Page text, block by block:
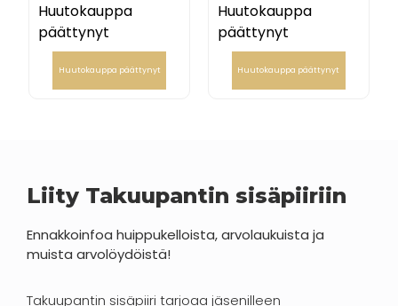
Huutokauppa
päättynyt
Huutokauppa päättynyt
Huutokauppa
päättynyt
Huutokauppa päättynyt
Liity Takuupantin sisäpiiriin
Ennakkoinfoa huippukelloista, arvolaukuista ja
muista arvolöydöistä!
Takuupantin sisäpiiri tarjoaa jäsenilleen